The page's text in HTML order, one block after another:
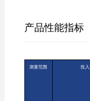
产品性能指标
测量范围 投